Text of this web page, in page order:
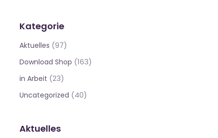
Kategorie
Aktuelles (97)
Download Shop (163)
in Arbeit (23)
Uncategorized (40)
Aktuelles